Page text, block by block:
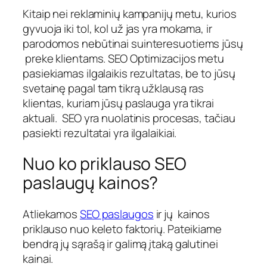
Kitaip nei reklaminių kampanijų metu, kurios
gyvuoja iki tol, kol už jas yra mokama, ir
parodomos nebūtinai suinteresuotiems jūsų
preke klientams. SEO Optimizacijos metu
pasiekiamas ilgalaikis rezultatas, be to jūsų
svetainę pagal tam tikrą užklausą ras
klientas, kuriam jūsų paslauga yra tikrai
aktuali. SEO yra nuolatinis procesas, tačiau
pasiekti rezultatai yra ilgalaikiai.
Nuo ko priklauso SEO
paslaugų kainos?
AtliekamosSEO paslaugos ir jų kainos
priklauso nuo keleto faktorių. Pateikiame
bendrą jų sąrašą ir galimą įtaką galutinei
kainai.